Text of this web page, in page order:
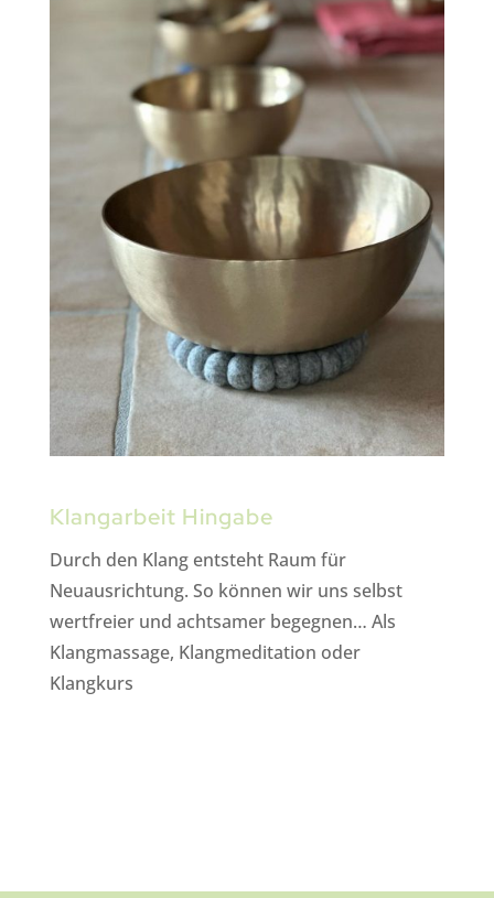
Klangarbeit Hingabe
Durch den Klang entsteht Raum für
Neuausrichtung. So können wir uns selbst
wertfreier und achtsamer begegnen… Als
Klangmassage, Klangmeditation oder
Klangkurs